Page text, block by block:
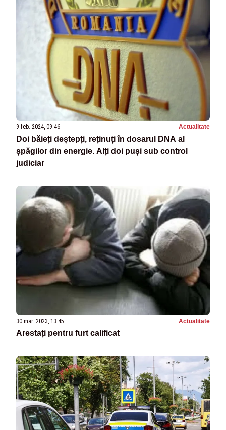
9 feb. 2024, 09:46 Actualitate
Doi băieți deștepți, reținuți în dosarul DNA al
șpăgilor din energie. Alți doi puși sub control
judiciar
30 mar. 2023, 13:45 Actualitate
Arestați pentru furt calificat